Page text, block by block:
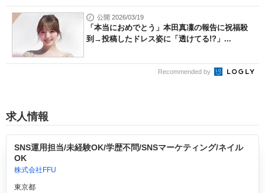
公開 2026/03/19
「本当におめでとう」本田真凜の報告に祝福殺
到→投稿したドレス姿に「透けてる!?」...
Recommended by
求人情報
SNS運用担当/未経験OK/学歴不問/SNSマーケティング/ネイル
OK
株式会社FFU
東京都